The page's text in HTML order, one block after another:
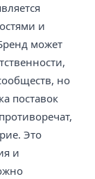
и
может
но
поставок
Это
и